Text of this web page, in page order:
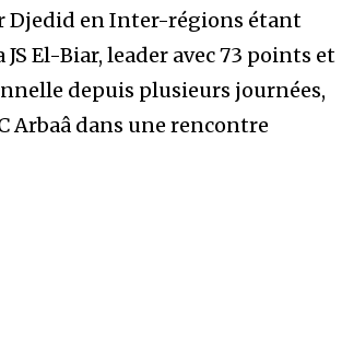
Djedid en Inter-régions étant
El-Biar, leader avec 73 points et
depuis plusieurs journées,
Arbaâ dans une rencontre